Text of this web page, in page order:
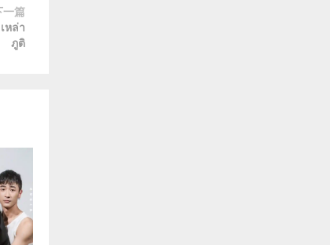
一篇
หล่า
ภูติ